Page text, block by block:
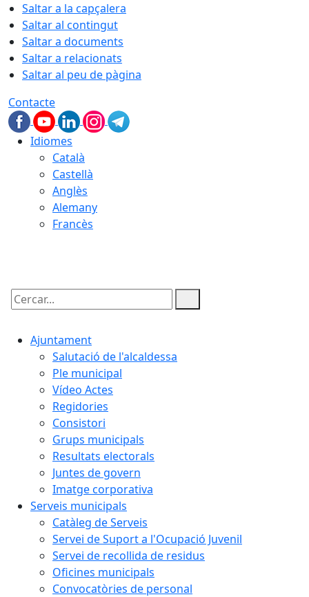
Saltar a la capçalera
Saltar al contingut
Saltar a documents
Saltar a relacionats
Saltar al peu de pàgina
Contacte
Idiomes
Català
Castellà
Anglès
Alemany
Francès
Cercar:
Ajuntament
Salutació de l'alcaldessa
Ple municipal
Vídeo Actes
Regidories
Consistori
Grups municipals
Resultats electorals
Juntes de govern
Imatge corporativa
Serveis municipals
Catàleg de Serveis
Servei de Suport a l'Ocupació Juvenil
Servei de recollida de residus
Oficines municipals
Convocatòries de personal